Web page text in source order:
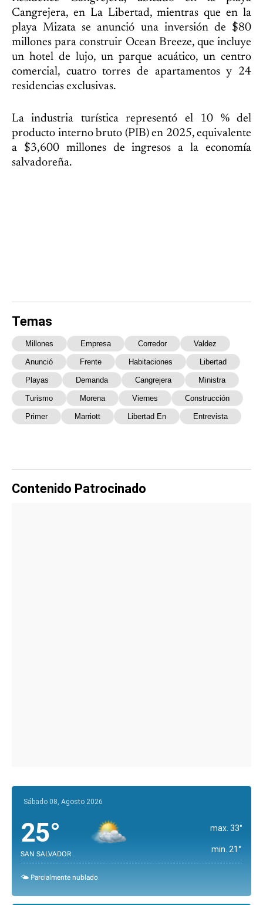
Cangrejera, en La Libertad, mientras que en la
playa Mizata se anunció una inversión de $80
millones para construir Ocean Breeze, que incluye
un hotel de lujo, un parque acuático, un centro
comercial, cuatro torres de apartamentos y 24
residencias exclusivas.
La industria turística representó el 10 % del
producto interno bruto (PIB) en 2025, equivalente
a $3,600 millones de ingresos a la economía
salvadoreña.
Temas
Millones Empresa Corredor Valdez
Anunció Frente Habitaciones Libertad
Playas Demanda Cangrejera Ministra
Turismo Morena Viernes Construcción
Primer Marriott Libertad En Entrevista
Contenido Patrocinado
Sábado 08, Agosto 2026
25°
SAN SALVADOR
max. 33°
min. 21°
🌤️ Parcialmente nublado